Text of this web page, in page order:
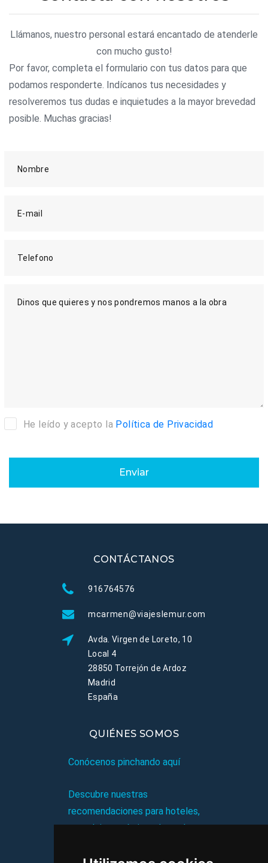
Llámanos, nuestro personal estará encantado de atenderle
con mucho gusto!
Por favor, completa el formulario con tus datos para que
podamos responderte. Indícanos tus necesidades y
resolveremos tus dudas e inquietudes a la mayor brevedad
posible. Muchas gracias!
Nombre
E-mail
Telefono
Dinos que quieres y nos pondremos manos a la obra
He leído y acepto la Política de Privacidad
Enviar
CONTÁCTANOS
916764576
mcarmen@viajeslemur.com
Avda. Virgen de Loreto, 10
Local 4
28850 Torrejón de Ardoz
Madrid
España
QUIÉNES SOMOS
Conócenos pinchando aquí
Descubre nuestras
recomendaciones para hoteles,
complejos turísticos, hostales,